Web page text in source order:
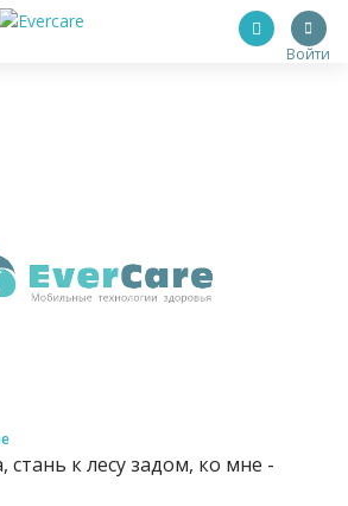
Войти
к лесу задом, ко мне -